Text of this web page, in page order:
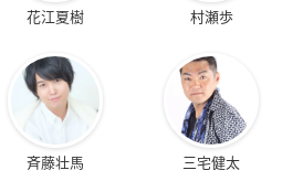
花江夏樹 村瀬歩
斉藤壮馬 三宅健太